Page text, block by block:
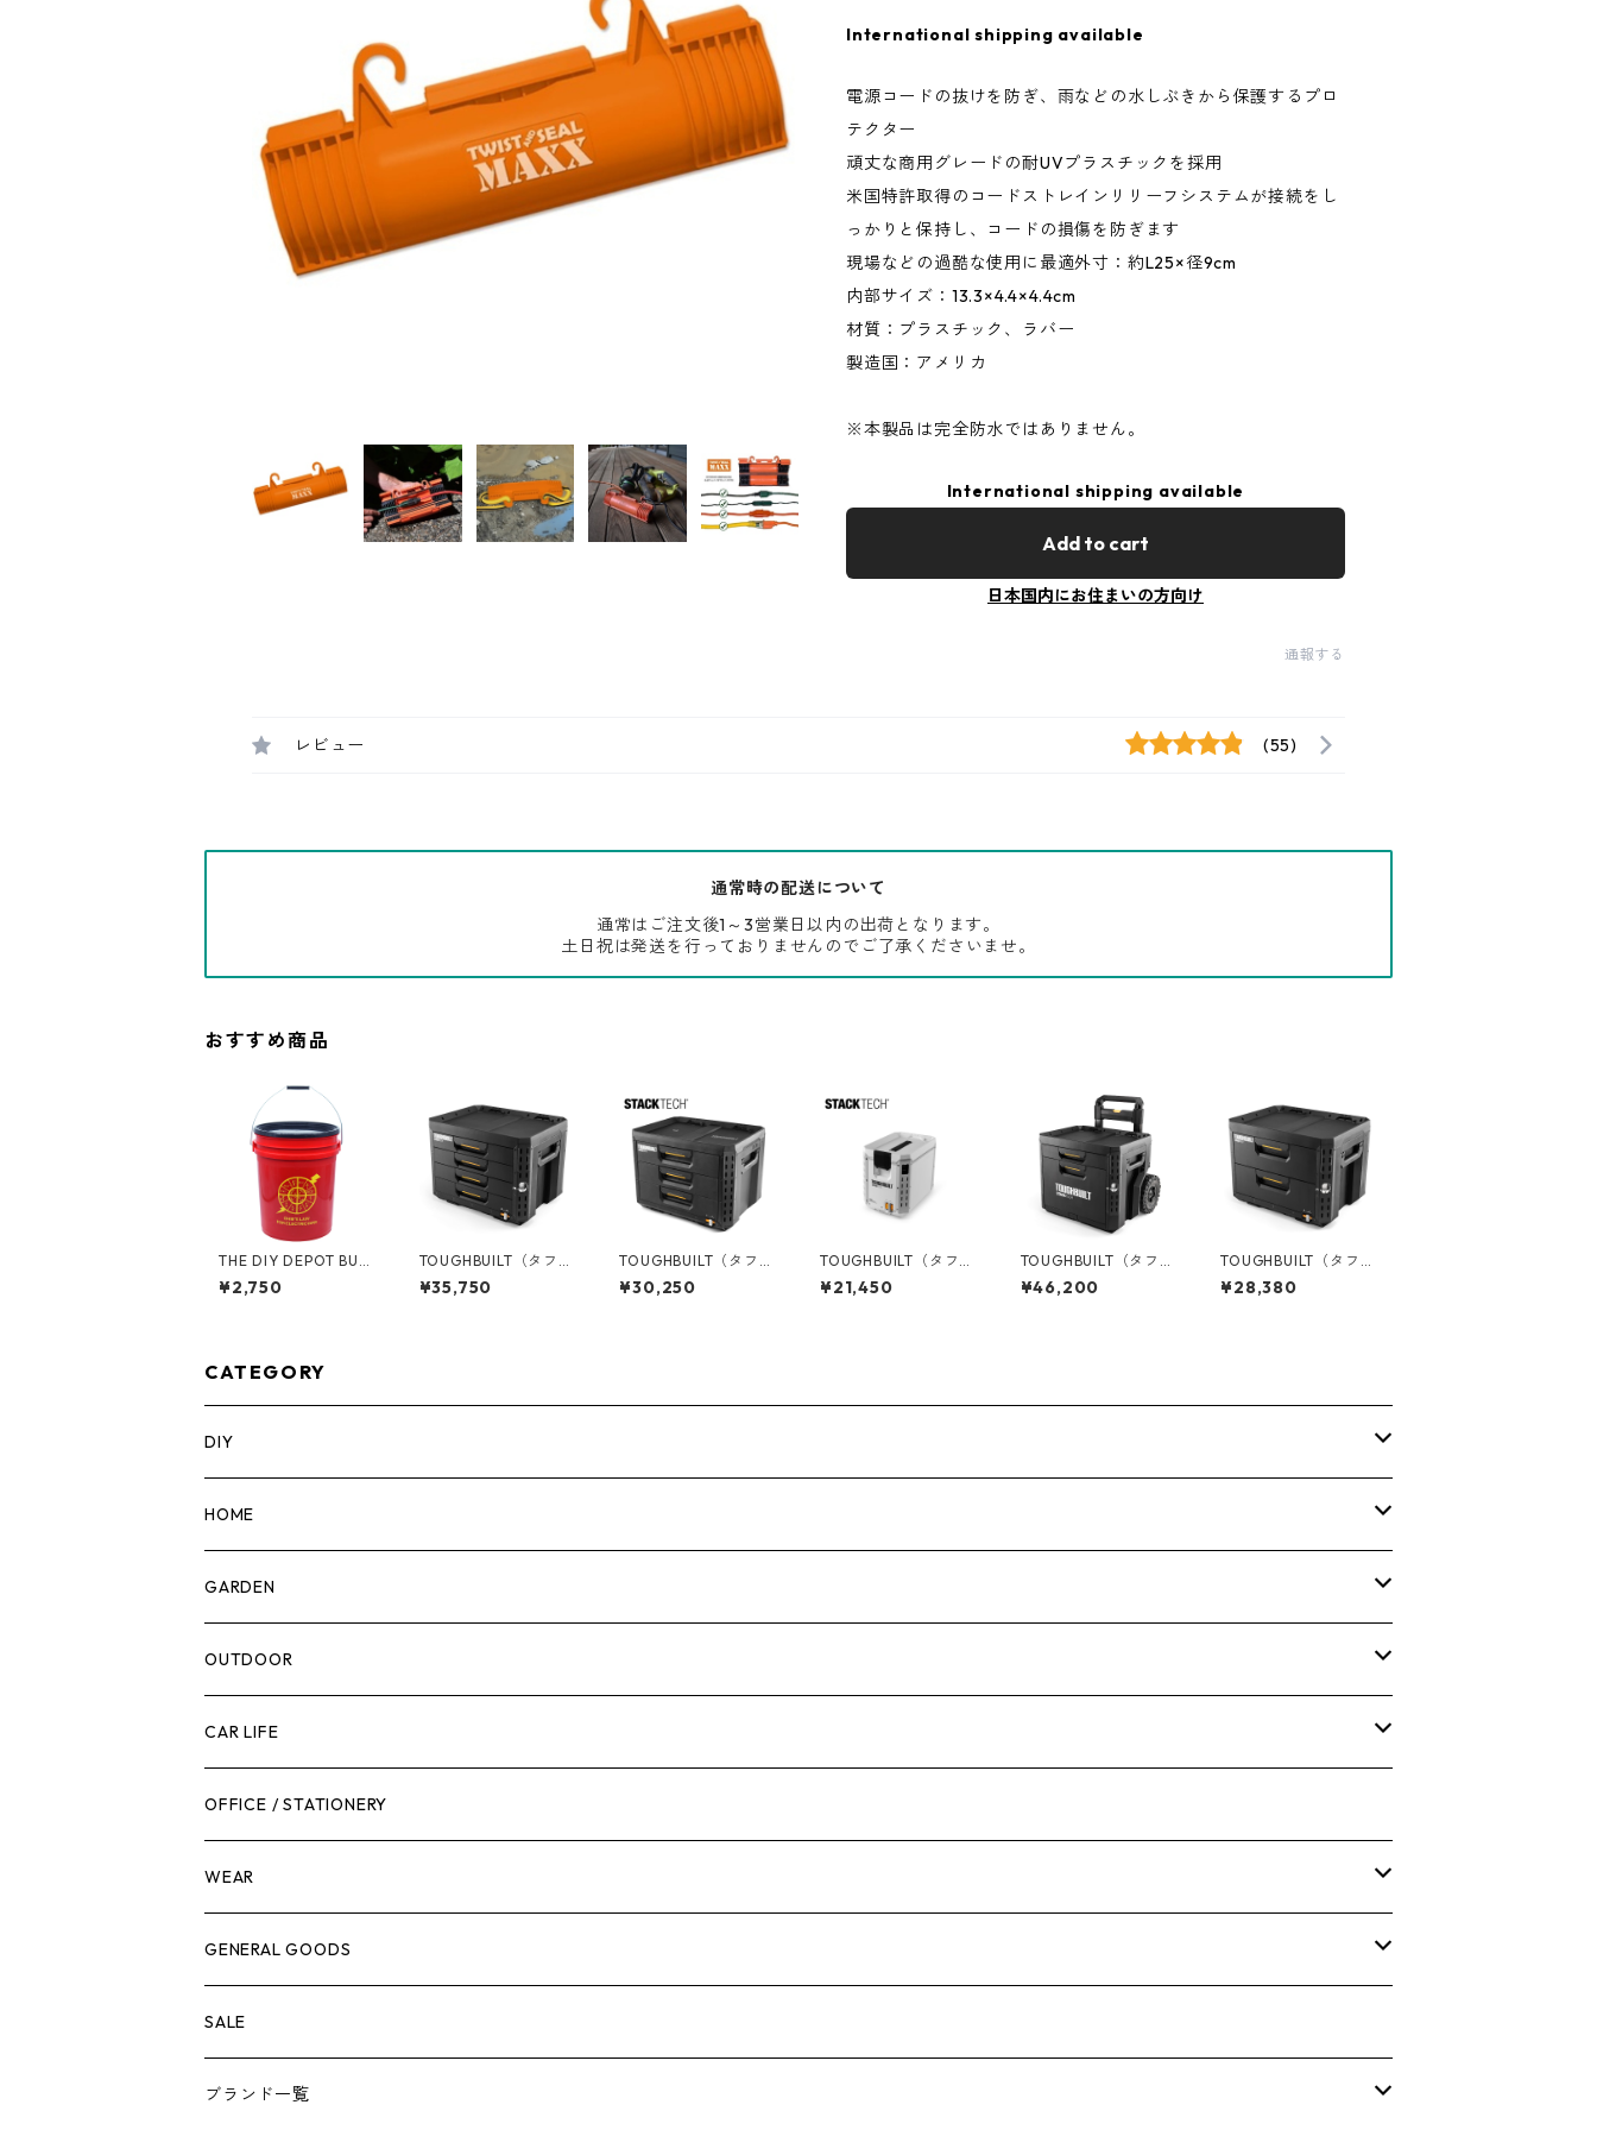
International shipping available
電源コードの抜けを防ぎ、雨などの水しぶきから保護するプロ
テクター
頑丈な商用グレードの耐UVプラスチックを採用
米国特許取得のコードストレインリリーフシステムが接続をし
っかりと保持し、コードの損傷を防ぎます
現場などの過酷な使用に最適外寸：約L25×径9cm
内部サイズ：13.3×4.4×4.4cm
材質：プラスチック、ラバー
製造国：アメリカ
※本製品は完全防水ではありません。
International shipping available
Add to cart
日本国内にお住まいの方向け
通報する
レビュー (55)
通常時の配送について
通常はご注文後1～3営業日以内の出荷となります。
土日祝は発送を行っておりませんのでご了承くださいませ。
おすすめ商品
THE DIY DEPOT BUC
KET 5ガロンバケツ
[エレクトリシャン] フ
¥2,750
TOUGHBUILT（タフビ
ルト）STACK TECH(ス
タックテック) 4ドロワ
¥35,750
TOUGHBUILT（タフビ
ルト）STACK TECH(ス
タックテック) ３ドロ
¥30,250
TOUGHBUILT（タフビ
ルト）STACK TECH(ス
タックテック) ハード
¥21,450
TOUGHBUILT（タフビ
ルト）STACK TECH(ス
タックテック) ウィー
¥46,200
TOUGHBUILT（タフビ
ルト）STACK TECH(ス
タックテック) 2ドロワ
¥28,380
CATEGORY
DIY
マーカー
計測機器
腰袋・ツールホルスター
工具箱
作業台
脚立
ケミカル
その他
HOME
5ガロンバケツ
キッチン
日用品
ボディケア
GARDEN
剪定ばさみ
ガーデンツール
ガーデンチェア
キャビネット・ツールハンガー
冬季用品
その他
OUTDOOR
スツール
バンジーバンド
ストレージボックス
クーラーボックス
ナイフ
CAR LIFE
メンテナンスグッズ
車内グッズ
車外グッズ
芳香剤
OFFICE / STATIONERY
WEAR
トップス
ボトムス
アンダーウェア
GENERAL GOODS
ウォレット
エアーフレッシュナー
SALE
ブランド一覧